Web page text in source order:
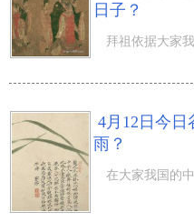
日子？
4月12日今
雨？